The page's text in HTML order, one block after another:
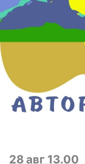
28 авг 13.00